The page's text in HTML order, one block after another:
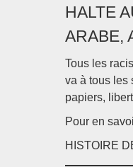
HALTE
ARABE,
Tous les
va à tous les
papiers,
Pour en
HISTOIRE